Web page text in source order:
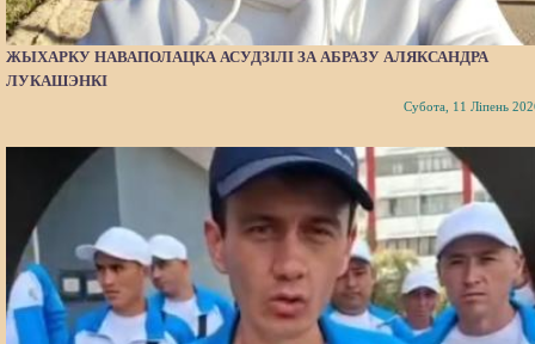
ЖЫХАРКУ НАВАПОЛАЦКА АСУДЗІЛІ ЗА АБРАЗУ АЛЯКСАНДРА
ЛУКАШЭНКІ
Субота, 11 Ліпень